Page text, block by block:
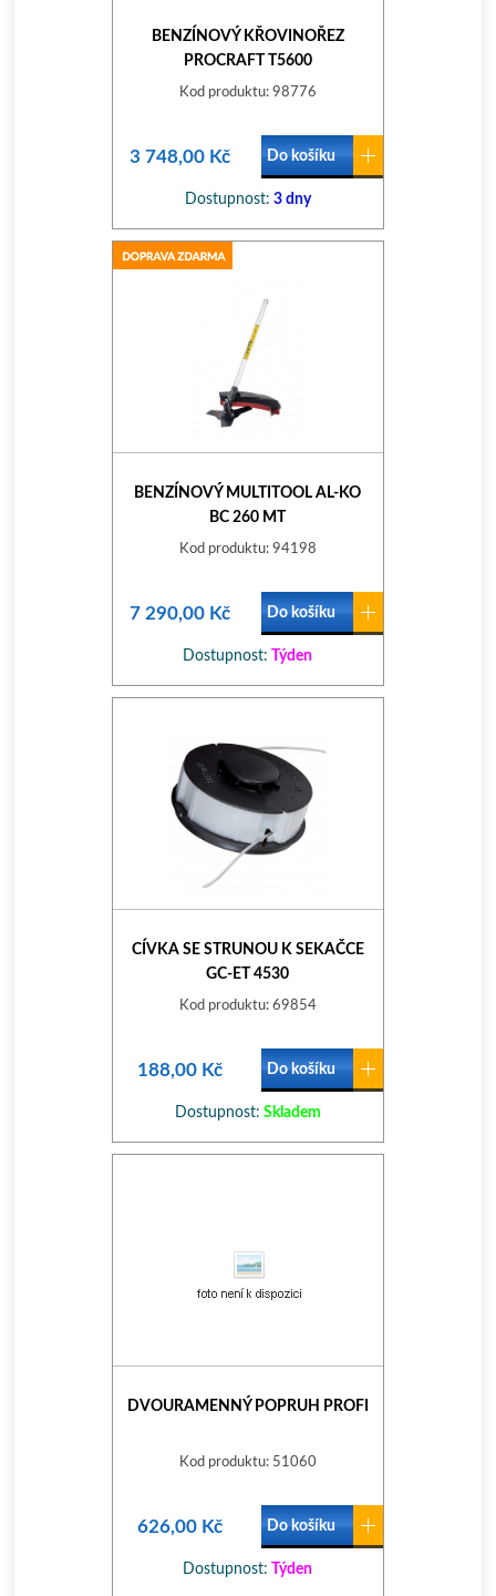
BENZÍNOVÝ KŘOVINOŘEZ
PROCRAFT T5600
Kod produktu: 98776
3 748,00 Kč Do košíku
Dostupnost: 3 dny
BENZÍNOVÝ MULTITOOL AL-KO
BC 260 MT
Kod produktu: 94198
7 290,00 Kč Do košíku
Dostupnost: Týden
CÍVKA SE STRUNOU K SEKAČCE
GC-ET 4530
Kod produktu: 69854
188,00 Kč Do košíku
Dostupnost: Skladem
DVOURAMENNÝ POPRUH PROFI
Kod produktu: 51060
626,00 Kč Do košíku
Dostupnost: Týden